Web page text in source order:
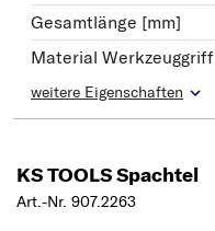
Gesamtlänge [mm]
Material Werkzeuggriff
weitere Eigenschaften
KS TOOLS Spachtel
Art.-Nr. 907.2263